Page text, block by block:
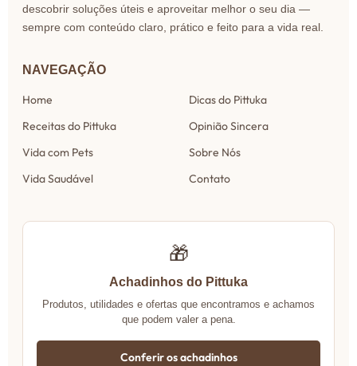
descobrir soluções úteis e aproveitar melhor o seu dia —
sempre com conteúdo claro, prático e feito para a vida real.
NAVEGAÇÃO
Home
Receitas do Pittuka
Vida com Pets
Vida Saudável
Dicas do Pittuka
Opinião Sincera
Sobre Nós
Contato
🎁
Achadinhos do Pittuka
Produtos, utilidades e ofertas que encontramos e achamos
que podem valer a pena.
Conferir os achadinhos